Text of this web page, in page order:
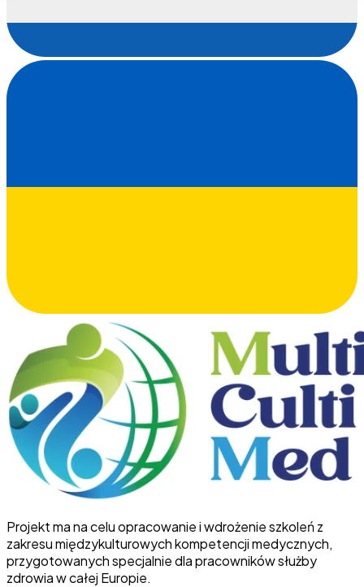
Projekt ma na celu opracowanie i wdrożenie szkoleń z
zakresu międzykulturowych kompetencji medycznych,
przygotowanych specjalnie dla pracowników służby
zdrowia w całej Europie.